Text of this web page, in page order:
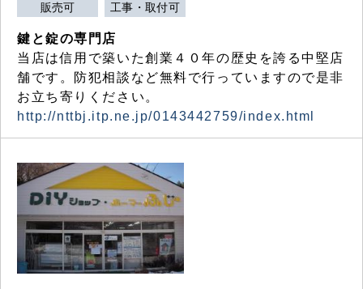
販売可 工事・取付可
鍵と錠の専門店
当店は信用で築いた創業４０年の歴史を誇る中堅店
舗です。防犯相談など無料で行っていますので是非
お立ち寄りください。
http://nttbj.itp.ne.jp/0143442759/index.html